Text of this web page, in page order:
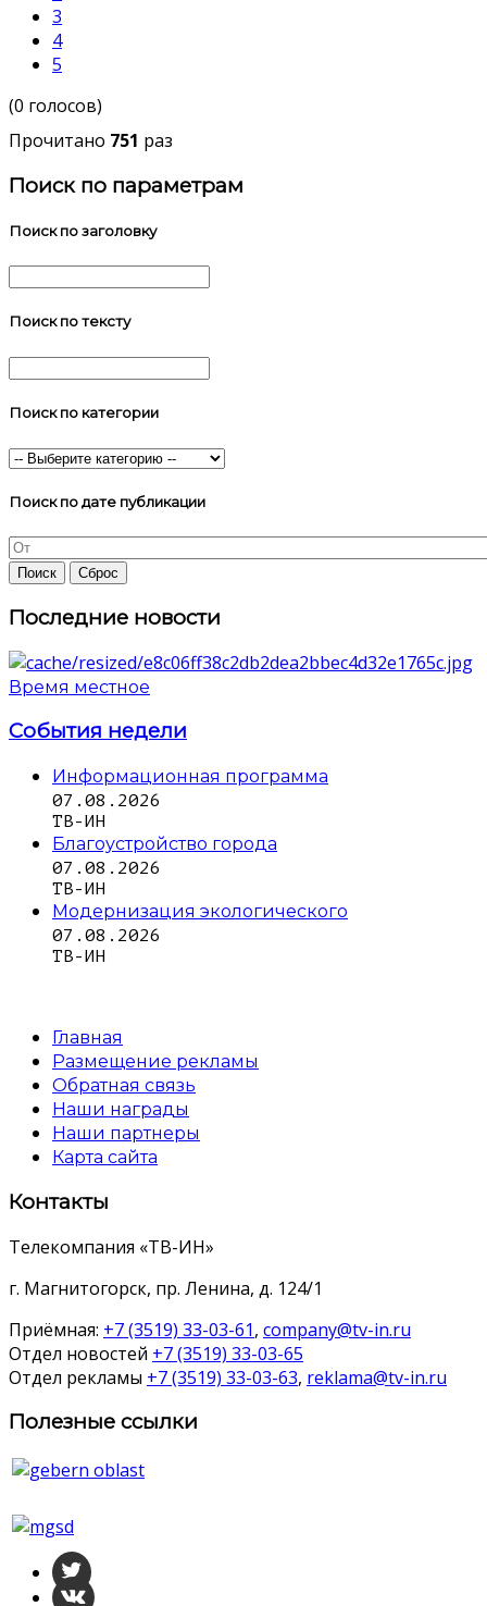
3
4
5
(0 голосов)
Прочитано 751 раз
Поиск по параметрам
Поиск по заголовку
Поиск по тексту
Поиск по категории
Поиск по дате публикации
Последние новости
Время местное
События недели
Информационная программа
07.08.2026
ТВ-ИН
Благоустройство города
07.08.2026
ТВ-ИН
Модернизация экологического
07.08.2026
ТВ-ИН
Главная
Размещение рекламы
Обратная связь
Наши награды
Наши партнеры
Карта сайта
Контакты
Телекомпания «ТВ-ИН»
г. Магнитогорск, пр. Ленина, д. 124/1
Приёмная: +7 (3519) 33-03-61, company@tv-in.ru
Отдел новостей +7 (3519) 33-03-65
Отдел рекламы +7 (3519) 33-03-63, reklama@tv-in.ru
Полезные ссылки